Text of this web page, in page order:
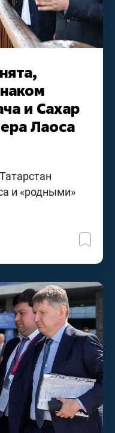
и Сахар
Лаоса
и «родными»